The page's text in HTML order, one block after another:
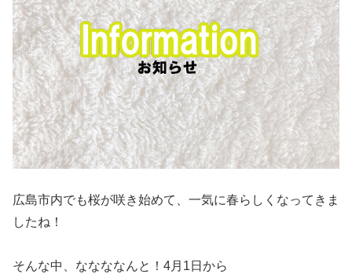
広島市内でも桜が咲き始めて、一気に春らしくなってきま
したね！
そんな中、ななななんと！4月1日から